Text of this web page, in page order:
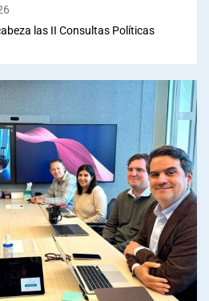
las II Consultas Políticas